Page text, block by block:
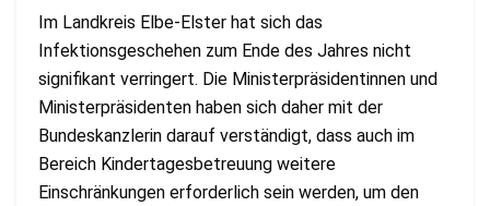
Im Landkreis Elbe-Elster hat sich das
Infektionsgeschehen zum Ende des Jahres nicht
signifikant verringert. Die Ministerpräsidentinnen und
Ministerpräsidenten haben sich daher mit der
Bundeskanzlerin darauf verständigt, dass auch im
Bereich Kindertagesbetreuung weitere
Einschränkungen erforderlich sein werden, um den